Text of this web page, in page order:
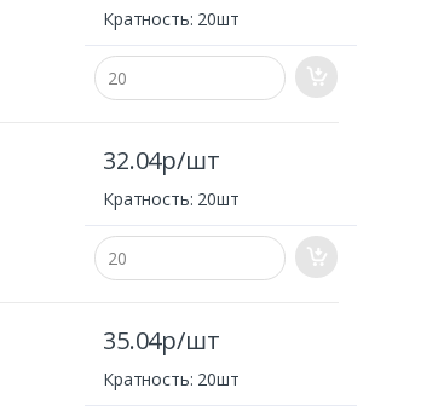
Кратность: 20шт
32.04р/шт
Кратность: 20шт
35.04р/шт
Кратность: 20шт